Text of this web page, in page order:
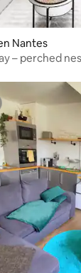
Nantes
– perched